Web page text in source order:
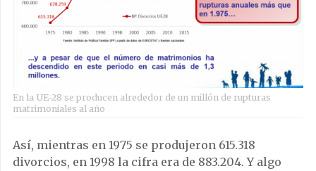
En la UE-28 se producen alrededor de un millón de rupturas
matrimoniales al año
Así, mientras en 1975 se produjeron 615.318
divorcios, en 1998 la cifra era de 883.204. Y algo